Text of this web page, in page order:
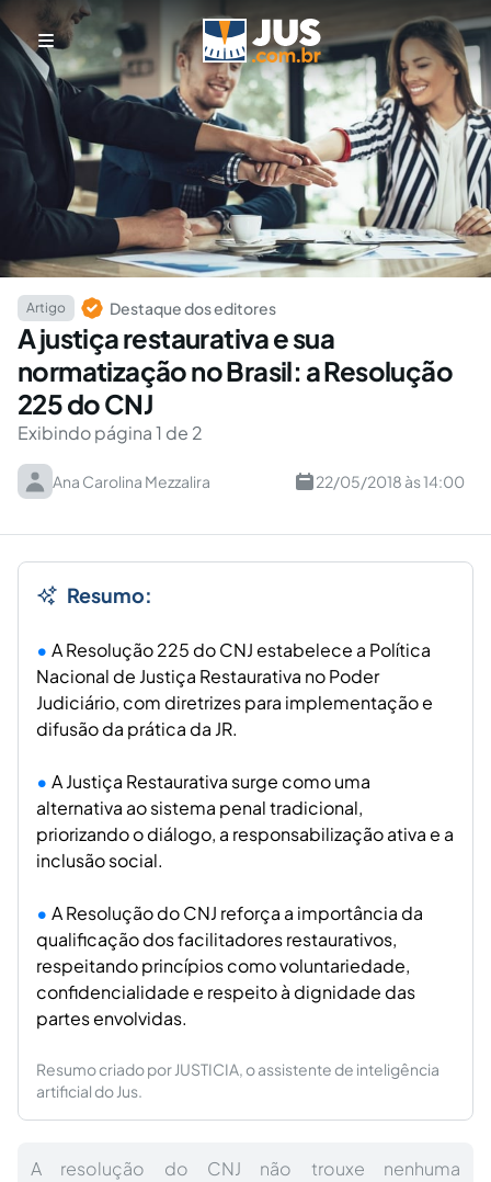
Artigo Destaque dos editores
A justiça restaurativa e sua
normatização no Brasil: a Resolução
225 do CNJ
Exibindo página 1 de 2
Ana Carolina Mezzalira 22/05/2018 às 14:00
Resumo:
A Resolução 225 do CNJ estabelece a Política
Nacional de Justiça Restaurativa no Poder
Judiciário, com diretrizes para implementação e
difusão da prática da JR.
A Justiça Restaurativa surge como uma
alternativa ao sistema penal tradicional,
priorizando o diálogo, a responsabilização ativa e a
inclusão social.
A Resolução do CNJ reforça a importância da
qualificação dos facilitadores restaurativos,
respeitando princípios como voluntariedade,
confidencialidade e respeito à dignidade das
partes envolvidas.
Resumo criado por JUSTICIA, o assistente de inteligência
artificial do Jus.
A resolução do CNJ não trouxe nenhuma